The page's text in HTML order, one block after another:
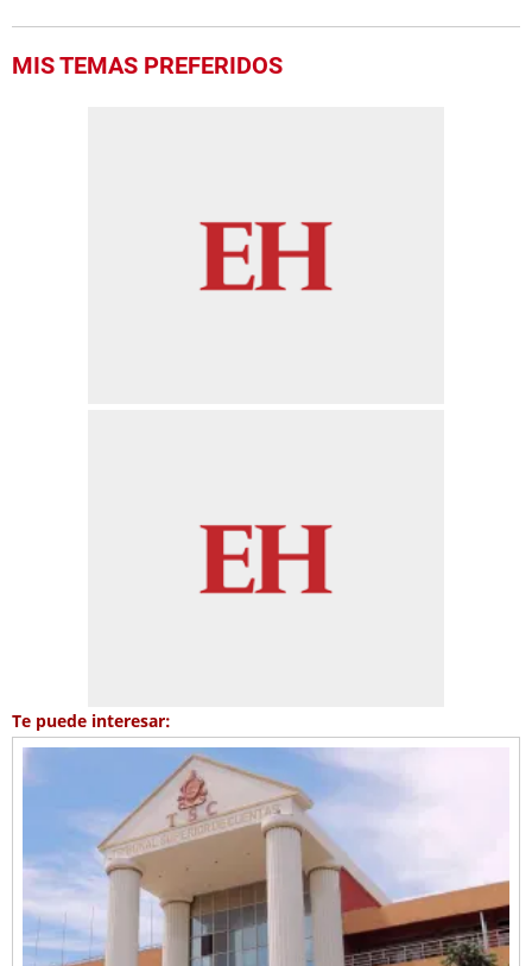
MIS TEMAS PREFERIDOS
Te puede interesar: